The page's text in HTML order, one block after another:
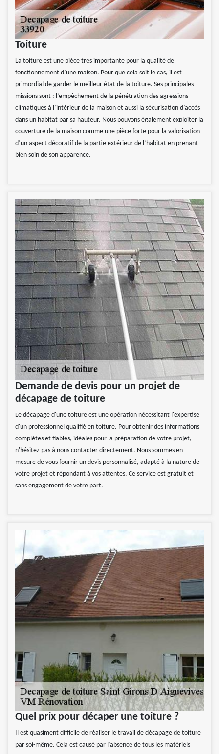
Toiture
La toiture est une pièce très importante pour la qualité de
fonctionnement d’une maison. Pour que cela soit le cas, il est
primordial de garder le meilleur état de la toiture. Ses principales
missions sont : l’empêchement de la pénétration des agressions
climatiques à l’intérieur de la maison et aussi la sécurisation d’accès
dans un habitat par sa hauteur. Nous pouvons également exploiter la
couverture de la maison comme une pièce forte pour la valorisation
d’un aspect décoratif de la partie extérieur de l’habitat en prenant
bien soin de son apparence.
Demande de devis pour un projet de
décapage de toiture
Le décapage d'une toiture est une opération nécessitant l'expertise
d'un professionnel qualifié en toiture. Pour obtenir des informations
complètes et fiables, idéales pour la préparation de votre projet,
n'hésitez pas à nous contacter directement. Nous sommes en
mesure de vous fournir un devis personnalisé, adapté à la nature de
votre projet et répondant à vos attentes. Ce service est gratuit et
sans engagement de votre part.
Quel prix pour décaper une toiture ?
Il est quasiment difficile de réaliser le travail de décapage de toiture
par soi-même. Cela est causé par l’absence de tous les matériels